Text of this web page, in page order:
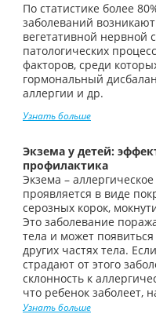
По статистике более
заболеваний
вегетативной
патологических
факторов, среди
гормональный
аллергии и др.
Узнать больше
Экзема у детей:
профилактика
Экзема –
проявляется в виде
серозных корок,
Это заболевание
тела и может появиться
других частях тела.
страдают от этого
склонность к
что ребенок заболеет,
Узнать больше